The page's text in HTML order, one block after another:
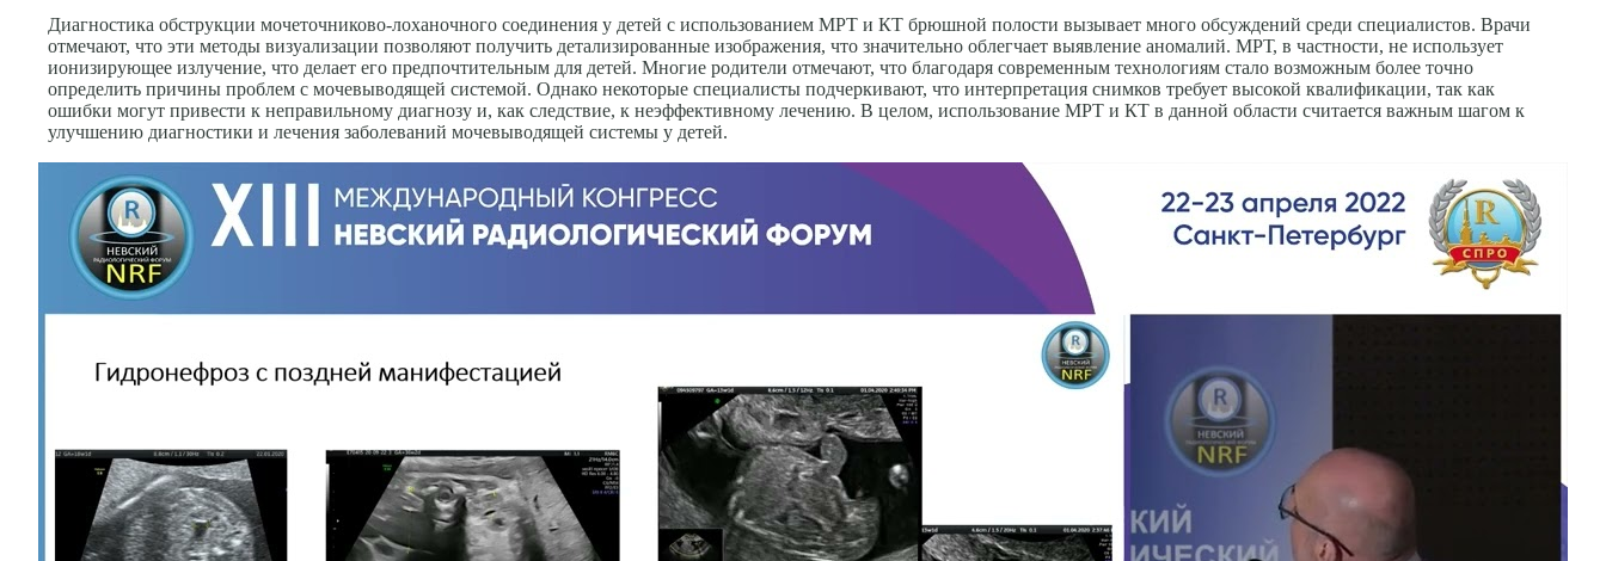
Диагностика обструкции мочеточниково-лоханочного соединения у детей с использованием МРТ и КТ брюшной полости вызывает много обсуждений среди специалистов. Врачи
отмечают, что эти методы визуализации позволяют получить детализированные изображения, что значительно облегчает выявление аномалий. МРТ, в частности, не использует
ионизирующее излучение, что делает его предпочтительным для детей. Многие родители отмечают, что благодаря современным технологиям стало возможным более точно
определить причины проблем с мочевыводящей системой. Однако некоторые специалисты подчеркивают, что интерпретация снимков требует высокой квалификации, так как
ошибки могут привести к неправильному диагнозу и, как следствие, к неэффективному лечению. В целом, использование МРТ и КТ в данной области считается важным шагом к
улучшению диагностики и лечения заболеваний мочевыводящей системы у детей.